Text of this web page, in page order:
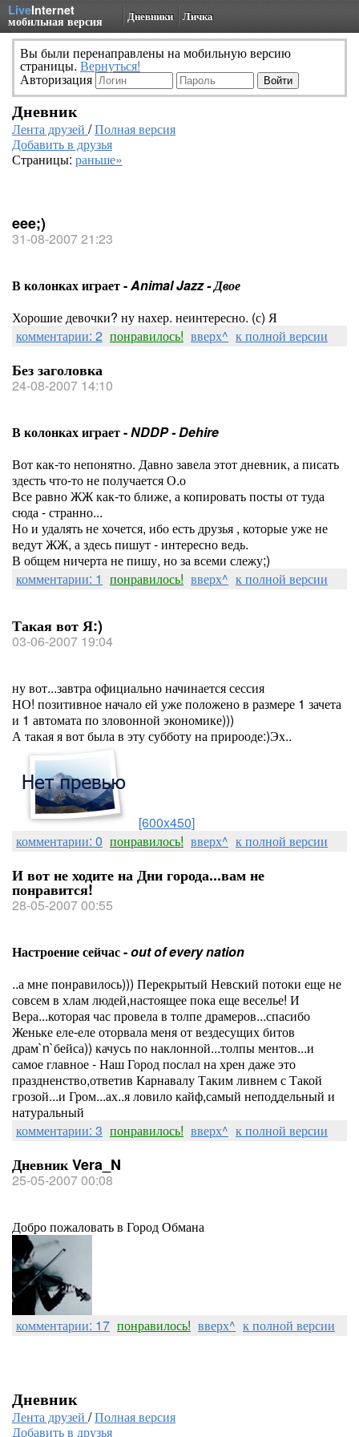
LiveInternet
мобильная версия Дневники Личка
Вы были перенаправлены на мобильную версию
страницы. Вернуться!
Авторизация
Дневник
Лента друзей /Полная версия
Добавить в друзья
Страницы: раньше»
eee;)
31-08-2007 21:23
В колонках играет -Animal Jazz - Двое
Хорошие девочки? ну нахер. неинтересно. (с) Я
комментарии: 2 понравилось! вверх^ к полной версии
Без заголовка
24-08-2007 14:10
В колонках играет -NDDP - Dehire
Вот как-то непонятно. Давно завела этот дневник, а писать
здесть что-то не получается О.о
Все равно ЖЖ как-то ближе, а копировать посты от туда
сюда - странно...
Но и удалять не хочется, ибо есть друзья , которые уже не
ведут ЖЖ, а здесь пишут - интересно ведь.
В общем ничерта не пишу, но за всеми слежу;)
комментарии: 1 понравилось! вверх^ к полной версии
Такая вот Я:)
03-06-2007 19:04
ну вот...завтра официально начинается сессия
НО! позитивное начало ей уже положено в размере 1 зачета
и 1 автомата по зловонной экономике)))
А такая я вот была в эту субботу на прирооде:)Эх..
[600x450]
комментарии: 0 понравилось! вверх^ к полной версии
И вот не ходите на Дни города...вам не
понравится!
28-05-2007 00:55
Настроение сейчас -out of every nation
..а мне понравилось))) Перекрытый Невский потоки еще не
совсем в хлам людей,настоящее пока еще веселье! И
Вера...которая час провела в толпе драмеров...спасибо
Женьке еле-еле оторвала меня от вездесущих битов
драм`n`бейса)) качусь по наклонной...толпы ментов...и
самое главное - Наш Город послал на хрен даже это
праздненство,ответив Карнавалу Таким ливнем с Такой
грозой...и Гром...ах..я ловило кайф,самый неподдельный и
натуральный
комментарии: 3 понравилось! вверх^ к полной версии
Дневник Vera_N
25-05-2007 00:08
Добро пожаловать в Город Обмана
комментарии: 17 понравилось! вверх^ к полной версии
Дневник
Лента друзей /Полная версия
Добавить в друзья